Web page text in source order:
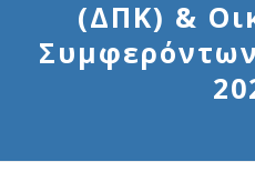
(ΔΠΚ) &